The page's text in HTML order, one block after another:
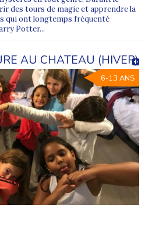
des tours de magie et apprendre la
qui ont longtemps fréquenté
Potter...
AU CHATEAU (HIVER)
6-13 ANS